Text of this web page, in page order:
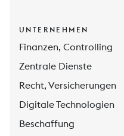
UNTERNEHMEN
Finanzen, Controlling
Zentrale Dienste
Recht, Versicherungen
Digitale Technologien
Beschaffung